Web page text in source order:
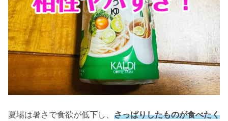
夏場は暑さで食欲が低下し、 さっぱりしたものが食べたく